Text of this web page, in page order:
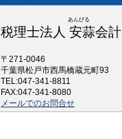
あんびる
税理士法人 安蒜会計
〒271-0046
千葉県松戸市西馬橋蔵元町93
TEL:047-341-8811
FAX:047-341-8080
メールでのお問合せ